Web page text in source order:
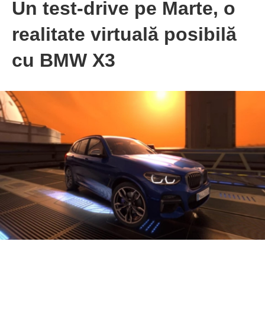
Un test-drive pe Marte, o
realitate virtuală posibilă
cu BMW X3